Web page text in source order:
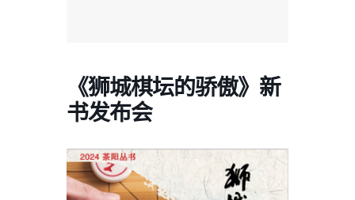
《狮城棋坛的骄傲》新
书发布会